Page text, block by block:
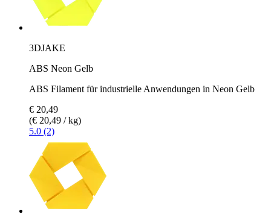
3DJAKE
ABS Neon Gelb
ABS Filament für industrielle Anwendungen in Neon Gelb
€ 20,49
(€ 20,49 / kg)
5.0 (2)